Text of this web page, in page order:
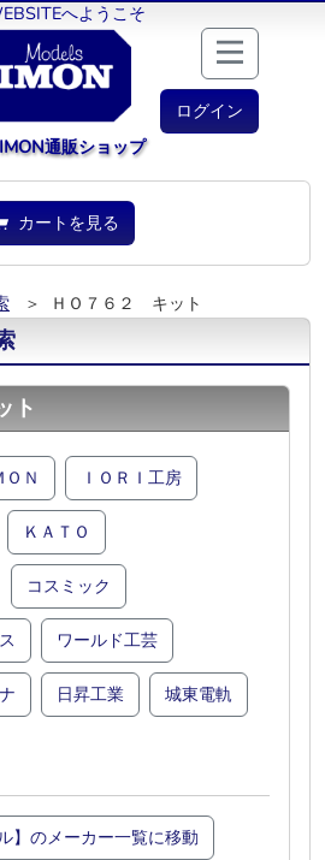
へようこそ
ログイン
通販ショップ
カートを見る
＞ ＨＯ７６２ キット
ト
ＯＮ ＩＯＲＩ工房
ＫＡＴＯ
コスミック
ワールド工芸
日昇工業 城東電軌
】のメーカー一覧に移動